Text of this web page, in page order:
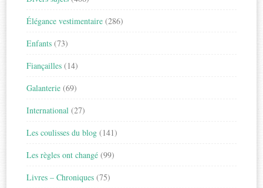
Élégance vestimentaire (286)
Enfants (73)
Fiançailles (14)
Galanterie (69)
International (27)
Les coulisses du blog (141)
Les règles ont changé (99)
Livres – Chroniques (75)